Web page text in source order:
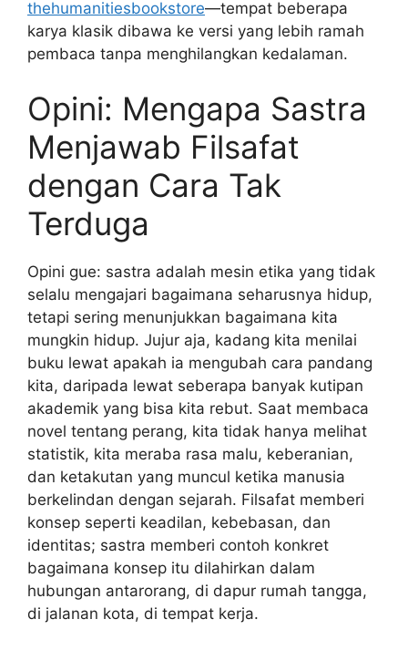
thehumanitiesbookstore—tempat beberapa
karya klasik dibawa ke versi yang lebih ramah
pembaca tanpa menghilangkan kedalaman.
Opini: Mengapa Sastra
Menjawab Filsafat
dengan Cara Tak
Terduga
Opini gue: sastra adalah mesin etika yang tidak
selalu mengajari bagaimana seharusnya hidup,
tetapi sering menunjukkan bagaimana kita
mungkin hidup. Jujur aja, kadang kita menilai
buku lewat apakah ia mengubah cara pandang
kita, daripada lewat seberapa banyak kutipan
akademik yang bisa kita rebut. Saat membaca
novel tentang perang, kita tidak hanya melihat
statistik, kita meraba rasa malu, keberanian,
dan ketakutan yang muncul ketika manusia
berkelindan dengan sejarah. Filsafat memberi
konsep seperti keadilan, kebebasan, dan
identitas; sastra memberi contoh konkret
bagaimana konsep itu dilahirkan dalam
hubungan antarorang, di dapur rumah tangga,
di jalanan kota, di tempat kerja.